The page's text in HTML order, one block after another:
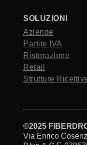
SOLUZIONI
Aziende
Partite IVA
Ristorazione
Retail
Strutture
©2025
Via Enrico